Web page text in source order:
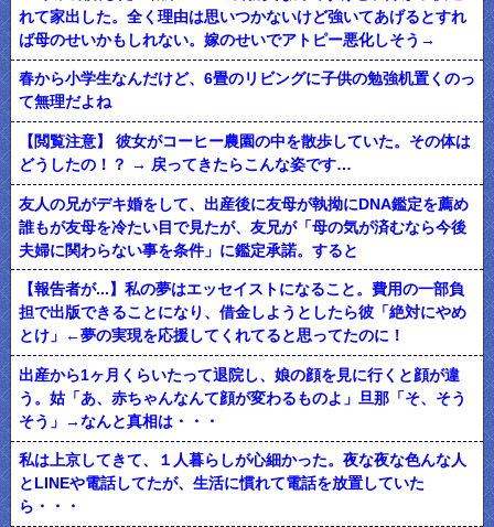
れて家出した。全く理由は思いつかないけど強いてあげるとすれ
ば母のせいかもしれない。嫁のせいでアトピー悪化しそう→
春から小学生なんだけど、6畳のリビングに子供の勉強机置くのっ
て無理だよね
【閲覧注意】 彼女がコーヒー農園の中を散歩していた。その体は
どうしたの！？ → 戻ってきたらこんな姿です…
友人の兄がデキ婚をして、出産後に友母が執拗にDNA鑑定を薦め
誰もが友母を冷たい目で見たが、友兄が「母の気が済むなら今後
夫婦に関わらない事を条件」に鑑定承諾。すると
【報告者が...】私の夢はエッセイストになること。費用の一部負
担で出版できることになり、借金しようとしたら彼「絶対にやめ
とけ」←夢の実現を応援してくれてると思ってたのに！
出産から1ヶ月くらいたって退院し、娘の顔を見に行くと顔が違
う。姑「あ、赤ちゃんなんて顔が変わるものよ」旦那「そ、そう
そう」→なんと真相は・・・
私は上京してきて、１人暮らしが心細かった。夜な夜な色んな人
とLINEや電話してたが、生活に慣れて電話を放置していた
ら・・・